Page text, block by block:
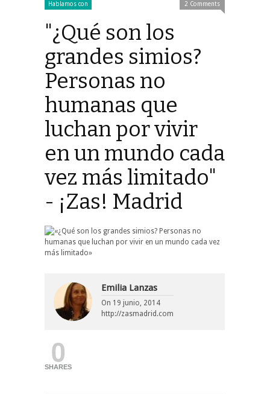
Hablamos con 2 Comments
"¿Qué son los
grandes simios?
Personas no
humanas que
luchan por vivir
en un mundo cada
vez más limitado"
- ¡Zas! Madrid
Emilia Lanzas
On 19 junio, 2014
http://zasmadrid.com
0
SHARES